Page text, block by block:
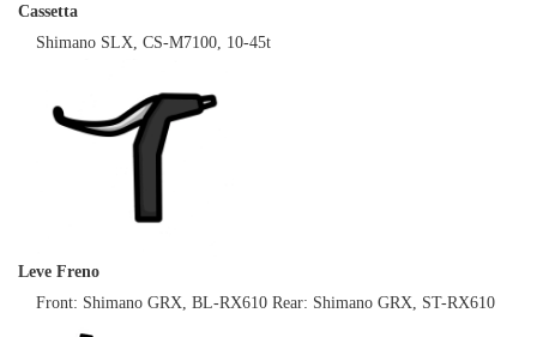
Cassetta
Shimano SLX, CS-M7100, 10-45t
Leve Freno
Front: Shimano GRX, BL-RX610 Rear: Shimano GRX, ST-RX610